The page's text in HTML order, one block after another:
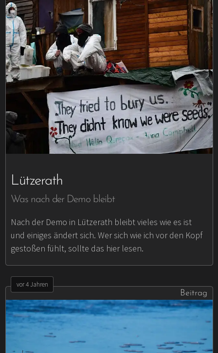
Lützerath
Was nach der Demo bleibt
Nach der Demo in Lützerath bleibt vieles wie es ist
und einiges ändert sich. Wer sich wie ich vor den Kopf
gestoßen fühlt, sollte das hier lesen.
vor 4 Jahren
Beitrag